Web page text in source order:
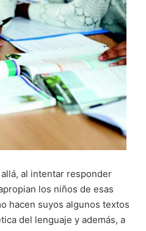
al intentar responder
los niños de esas
hacen suyos algunos textos
del lenguaje y además, a